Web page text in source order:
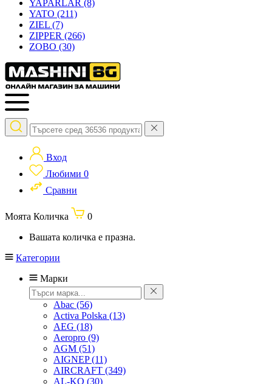
YAPARLAR (8)
YATO (211)
ZIEL (7)
ZIPPER (266)
ZOBO (30)
Вход
Любими 0
Сравни
Моята Количка
0
Вашата количка е празна.
Категории
Марки
Abac (56)
Activa Polska (13)
AEG (18)
Aeropro (9)
AGM (51)
AIGNEP(11)
AIRCRAFT (349)
AL-KO (30)